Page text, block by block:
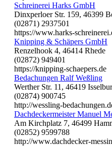
Schreinerei Harks GmbH
Dinxperloer Str. 159, 46399
(02871) 2937501
https://www.harks-
Knipping & Schäpers GmbH
Renzelhook 4, 46414 Rhede
(02872) 949401
https://knipping-schaepers.de
Bedachungen Ralf Weßling
Werther Str. 11, 46419
(02874) 900745
http://wessling-
Dachdeckermeister Manuel
Am Kirchplatz 7, 46499
(02852) 9599788
http://www.dachdecker-